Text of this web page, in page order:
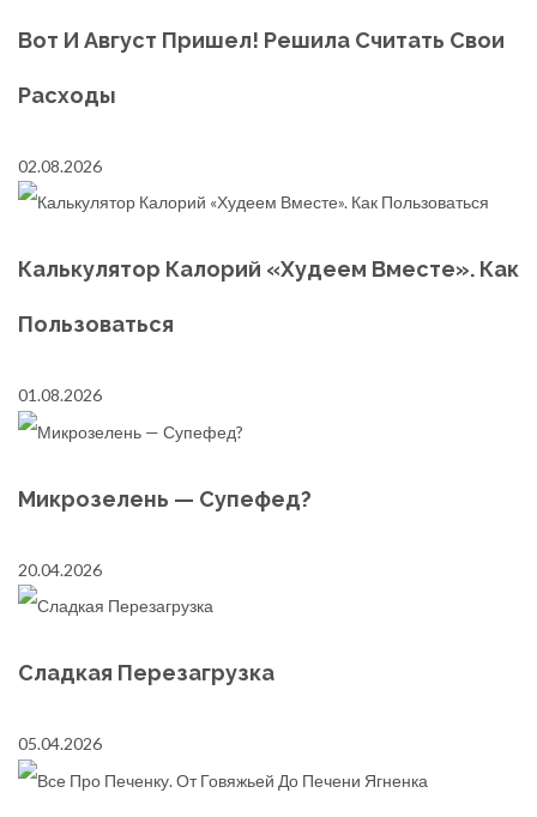
Вот И Август Пришел! Решила Считать Свои
Расходы
02.08.2026
Калькулятор Калорий «Худеем Вместе». Как
Пользоваться
01.08.2026
Микрозелень — Супефед?
20.04.2026
Сладкая Перезагрузка
05.04.2026